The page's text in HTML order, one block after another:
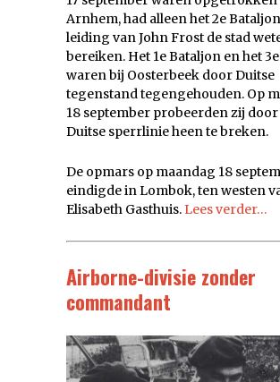
Arnhem, had alleen het 2e
leiding van John Frost de stad
bereiken. Het 1e Bataljon en het
waren bij Oosterbeek door Duitse
tegenstand tegengehouden. Op
18 september probeerden zij door
Duitse sperrlinie heen te breken.
De opmars op maandag 18
eindigde in Lombok, ten westen
Elisabeth Gasthuis. Lees verder…
Airborne-divisie zonder
commandant